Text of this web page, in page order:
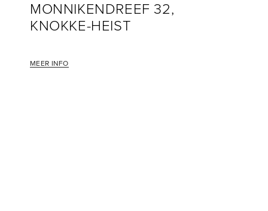
MONNIKENDREEF 32,
KNOKKE-HEIST
MEER INFO